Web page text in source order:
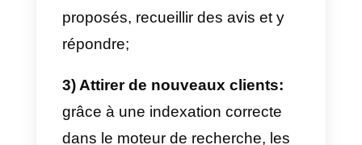
de l’utilisateur au moment où il
dans ce cas les données de
géolocalisation seront utilisées;